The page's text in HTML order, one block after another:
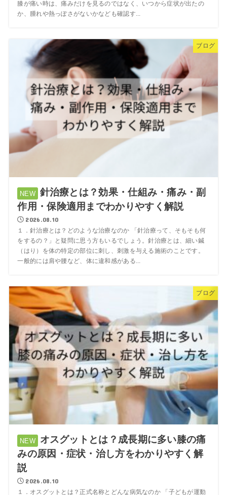
膝が痛い時は、痛みだけを見るのではなく、いつから症状が出たの
か、腫れや熱っぽさがないかなども確認す...
ブログ
針治療とは？効果・仕組み・痛み・副
作用・保険適用までわかりやすく解説
2026.08.10
１．針治療とは？どのような治療なのか 「針治療って、そもそも何
をするの？」と疑問に思う方もいるでしょう。針治療とは、細い鍼
（はり）を体の特定の部位に刺し、刺激を与える施術のことです。
一般的には肩や腰など、体に違和感がある...
ブログ
オスグットとは？成長期に多い膝の痛
みの原因・症状・治し方をわかりやすく解
説
2026.08.10
１．オスグットとは？正式名称とどんな病気なのか 「子どもが運動